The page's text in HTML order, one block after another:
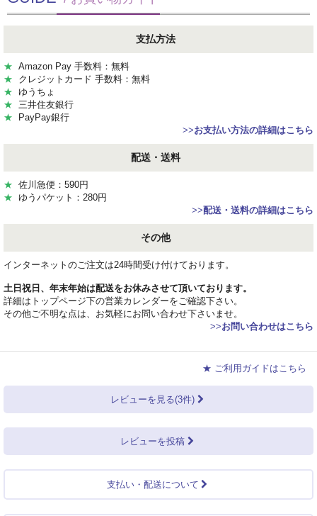
支払方法
★ Amazon Pay 手数料：無料
★ クレジットカード 手数料：無料
★ ゆうちょ
★ 三井住友銀行
★ PayPay銀行
>>お支払い方法の詳細はこちら
配送・送料
★ 佐川急便：590円
★ ゆうパケット：280円
>>配送・送料の詳細はこちら
その他
インターネットのご注文は24時間受け付けております。
土日祝日、年末年始は配送をお休みさせて頂いております。
詳細はトップページ下の営業カレンダーをご確認下さい。
その他ご不明な点は、お気軽にお問い合わせ下さいませ。
>>お問い合わせはこちら
★ ご利用ガイドはこちら
レビューを見る(3件)
レビューを投稿
支払い・配送について